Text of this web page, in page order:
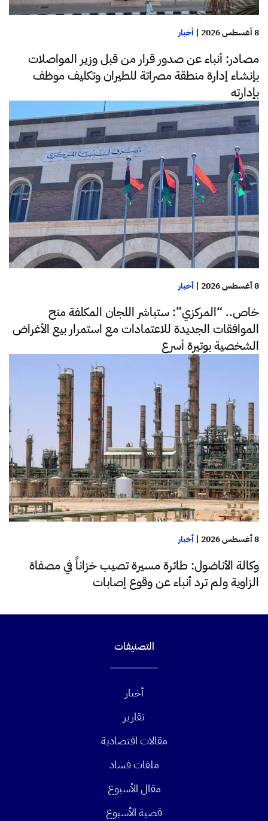
8 أغسطس 2026 | أخبار
مصادر: أنباء عن صدور قرار من قبل وزير المواصلات
بإنشاء إدارة منطقة مصراتة للطيران وتكليف موظف
بإدارته
8 أغسطس 2026 | أخبار
خاص.. “المركزي”: ستباشر اللجان المكلفة منح
الموافقات الجديدة للاعتمادات مع استمرار بيع الأغراض
الشخصية بوتيرة أسرع
8 أغسطس 2026 | أخبار
وكالة الأناضول: طائرة مسيرة تصيب خزاناً في مصفاة
الزاوية ولم ترد أنباء عن وقوع إصابات
التصنيفات
أخبار
تقارير
مقالات اقتصادية
ملفات فساد
مقال الأسبوع
قضية الأسبوع